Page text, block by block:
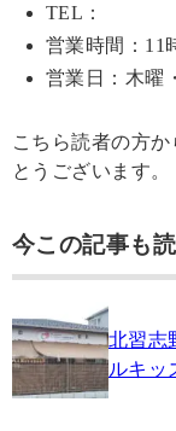
TEL：
営業時間：11
営業日：木曜
こちら読者の方
とうございます。
今この記事も
北習志
ルキッ